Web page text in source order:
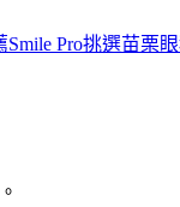
Smile Pro挑選苗栗